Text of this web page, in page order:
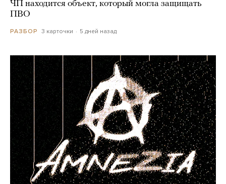
ЧП находится объект, который могла защищать
ПВО
РАЗБОР 3 карточки 5 дней назад